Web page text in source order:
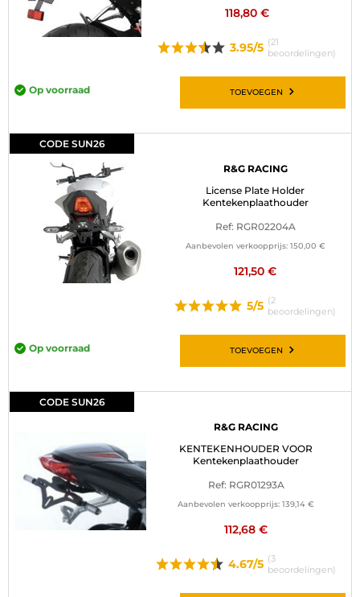
118,80 €
3.95/5 (21
beoordelingen)
Op voorraad TOEVOEGEN
CODE SUN26
R&G RACING
License Plate Holder
Kentekenplaathouder
Ref: RGR02204A
Aanbevolen verkoopprijs: 150,00 €
121,50 €
5/5 (2
beoordelingen)
Op voorraad TOEVOEGEN
CODE SUN26
R&G RACING
KENTEKENHOUDER VOOR
Kentekenplaathouder
Ref: RGR01293A
Aanbevolen verkoopprijs: 139,14 €
112,68 €
4.67/5 (3
beoordelingen)